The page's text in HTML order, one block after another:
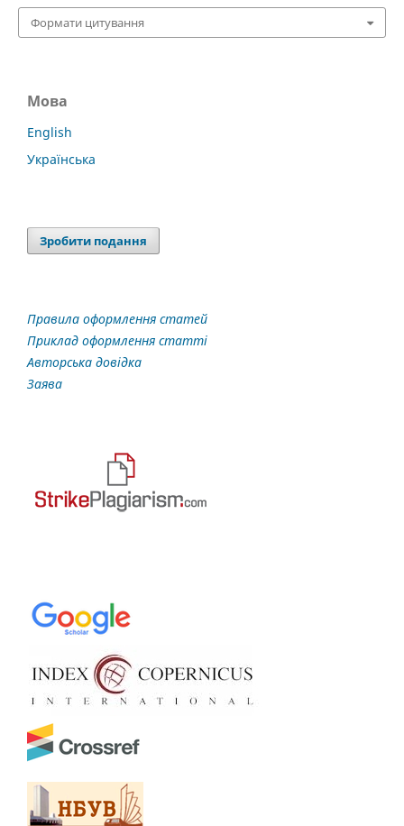
Формати цитування
Мова
English
Українська
Зробити подання
Правила оформлення статей
Приклад оформлення статті
Авторська довідка
Заява